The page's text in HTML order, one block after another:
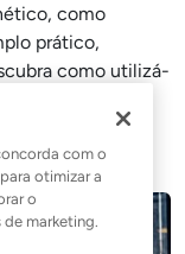
como
prático,
como utilizá-
com o
otimizar a
o
marketing.